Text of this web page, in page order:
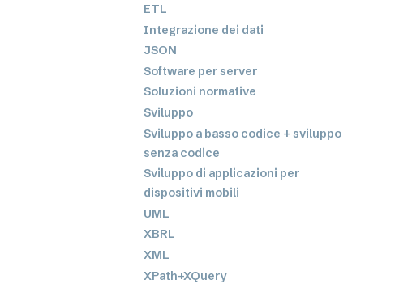
ETL
Integrazione dei dati
JSON
Software per server
Soluzioni normative
Sviluppo
Sviluppo a basso codice + sviluppo
senza codice
Sviluppo di applicazioni per
dispositivi mobili
UML
XBRL
XML
XPath+XQuery